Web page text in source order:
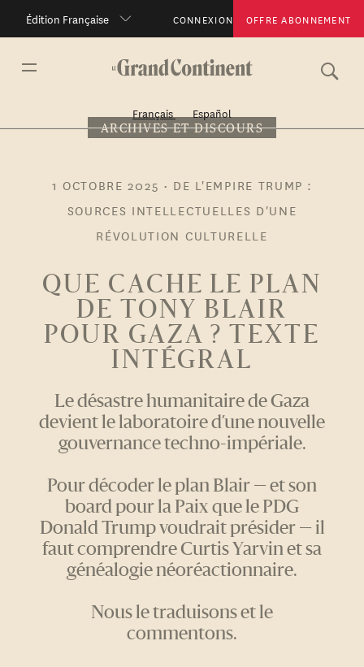
Édition Française CONNEXION OFFRE ABONNEMENT
Français Español
ARCHIVES ET DISCOURS
1 OCTOBRE 2025 • DE L'EMPIRE TRUMP :
SOURCES INTELLECTUELLES D'UNE
RÉVOLUTION CULTURELLE
QUE CACHE LE PLAN
DE TONY BLAIR
POUR GAZA ? TEXTE
INTÉGRAL
Le désastre humanitaire de Gaza
devient le laboratoire d’une nouvelle
gouvernance techno-impériale.
Pour décoder le plan Blair — et son
board pour la Paix que le PDG
Donald Trump voudrait présider — il
faut comprendre Curtis Yarvin et sa
généalogie néoréactionnaire.
Nous le traduisons et le
commentons.